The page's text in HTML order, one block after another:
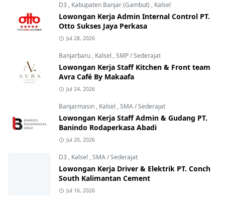
D3 , Kabupaten Banjar (Gambut) , Kalsel
Lowongan Kerja Admin Internal Control PT.
Otto Sukses Jaya Perkasa
Jul 28, 2026
Banjarbaru , Kalsel ,SMP / Sederajat
Lowongan Kerja Staff Kitchen & Front team
Avra Café By Makaafa
Jul 24, 2026
Banjarmasin , Kalsel ,SMA / Sederajat
Lowongan Kerja Staff Admin & Gudang PT.
Banindo Rodaperkasa Abadi
Jul 20, 2026
D3 , Kalsel ,SMA / Sederajat
Lowongan Kerja Driver & Elektrik PT. Conch
South Kalimantan Cement
Jul 16, 2026